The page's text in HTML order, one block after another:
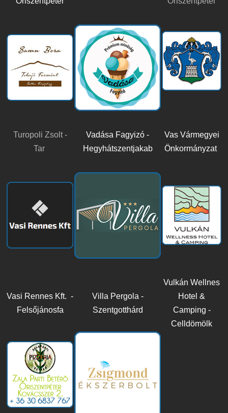
Turopoli Zsolt -
Tar
Vadása Fagyizó -
Hegyhátszentjakab
Vas Vármegyei
Önkormányzat
Vasi Rennes Kft. -
Felsőjánosfa
Villa Pergola -
Szentgotthárd
Vulkán Wellnes
Hotel &
Camping -
Celldömölk